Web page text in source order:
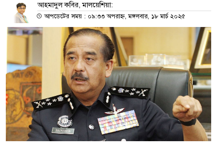
মালয়েশিয়ায় কর্মী পাঠাতে রিক্রুটিং
মালয়েশিয়া বিমানবন্দরে ভুয়া ভিসায়
বাংলাদেশিরা
মালয়েশিয়ায় নথি জালিয়াতির
কুয়ালালামপুরে বিশেষ অভিযানে
আটক
ফেব্রুয়ারিতে নির্বাচন হবে বলে মনে
আহমাদুল কবির, মালয়েশিয়া:
আপডেটের সময় : ০৯:৩৩ অপরাহ্ন, মঙ্গলবার, ১৮ মার্চ ২০২৫